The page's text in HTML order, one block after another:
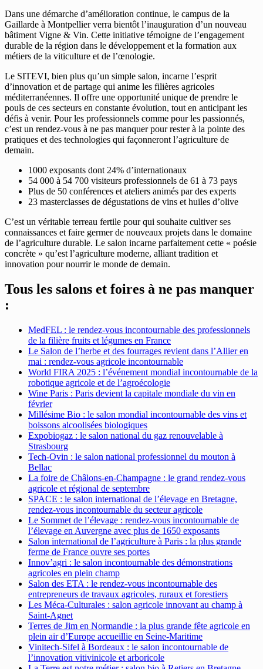
Dans une démarche d’amélioration continue, le campus de la
Gaillarde à Montpellier verra bientôt l’inauguration d’un nouveau
bâtiment Vigne & Vin. Cette initiative témoigne de l’engagement
durable de la région dans le développement et la formation aux
métiers de la viticulture et de l’œnologie.
Le SITEVI, bien plus qu’un simple salon, incarne l’esprit
d’innovation et de partage qui anime les filières agricoles
méditerranéennes. Il offre une opportunité unique de prendre le
pouls de ces secteurs en constante évolution, tout en anticipant les
défis à venir. Pour les professionnels comme pour les passionnés,
c’est un rendez-vous à ne pas manquer pour rester à la pointe des
pratiques et des technologies qui façonneront l’agriculture de
demain.
1000 exposants dont 24% d’internationaux
54 000 à 54 700 visiteurs professionnels de 61 à 73 pays
Plus de 50 conférences et ateliers animés par des experts
23 masterclasses de dégustations de vins et huiles d’olive
C’est un véritable terreau fertile pour qui souhaite cultiver ses
connaissances et faire germer de nouveaux projets dans le domaine
de l’agriculture durable. Le salon incarne parfaitement cette « poésie
concrète » qu’est l’agriculture moderne, alliant tradition et
innovation pour nourrir le monde de demain.
Tous les salons et foires à ne pas manquer
:
MedFEL : le rendez-vous incontournable des professionnels
de la filière fruits et légumes en France
Le Salon de l’herbe et des fourrages revient dans l’Allier en
mai : rendez-vous agricole incontournable
World FIRA 2025 : l’événement mondial incontournable de la
robotique agricole et de l’agroécologie
Wine Paris : Paris devient la capitale mondiale du vin en
février
Millésime Bio : le salon mondial incontournable des vins et
boissons alcoolisées biologiques
Expobiogaz : le salon national du gaz renouvelable à
Strasbourg
Tech-Ovin : le salon national professionnel du mouton à
Bellac
La foire de Châlons-en-Champagne : le grand rendez-vous
agricole et régional de septembre
SPACE : le salon international de l’élevage en Bretagne,
rendez-vous incontournable du secteur agricole
Le Sommet de l’élevage : rendez-vous incontournable de
l’élevage en Auvergne avec plus de 1650 exposants
Salon international de l’agriculture à Paris : la plus grande
ferme de France ouvre ses portes
Innov’agri : le salon incontournable des démonstrations
agricoles en plein champ
Salon des ETA : le rendez-vous incontournable des
entrepreneurs de travaux agricoles, ruraux et forestiers
Les Méca-Culturales : salon agricole innovant au champ à
Saint-Agnet
Terres de Jim en Normandie : la plus grande fête agricole en
plein air d’Europe accueillie en Seine-Maritime
Vinitech-Sifel à Bordeaux : le salon incontournable de
l’innovation vitivinicole et arboricole